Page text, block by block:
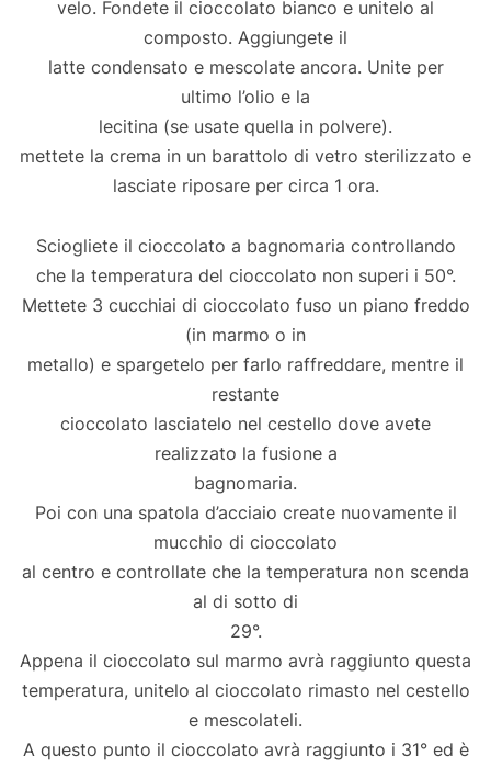
velo. Fondete il cioccolato bianco e unitelo al
composto. Aggiungete il
latte condensato e mescolate ancora. Unite per
ultimo l’olio e la
lecitina (se usate quella in polvere).
mettete la crema in un barattolo di vetro sterilizzato e
lasciate riposare per circa 1 ora.
Sciogliete il cioccolato a bagnomaria controllando
che la temperatura del cioccolato non superi i 50°.
Mettete 3 cucchiai di cioccolato fuso un piano freddo
(in marmo o in
metallo) e spargetelo per farlo raffreddare, mentre il
restante
cioccolato lasciatelo nel cestello dove avete
realizzato la fusione a
bagnomaria.
Poi con una spatola d’acciaio create nuovamente il
mucchio di cioccolato
al centro e controllate che la temperatura non scenda
al di sotto di
29°.
Appena il cioccolato sul marmo avrà raggiunto questa
temperatura, unitelo al cioccolato rimasto nel cestello
e mescolateli.
A questo punto il cioccolato avrà raggiunto i 31° ed è